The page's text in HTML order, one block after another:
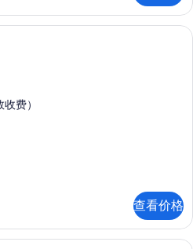
客房内保险箱、办公桌、笔记本电脑
费）
查看价格
客房内保险箱、办公桌、笔记本电脑